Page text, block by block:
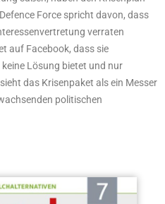
Force spricht davon, dass
verraten
auf Facebook, dass sie
Lösung bietet und nur
das Krisenpaket als ein Messer
politischen